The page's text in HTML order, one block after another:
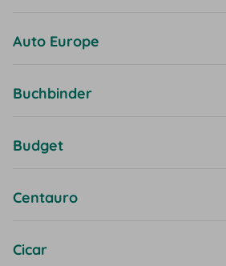
Auto Europe
Buchbinder
Budget
Centauro
Cicar